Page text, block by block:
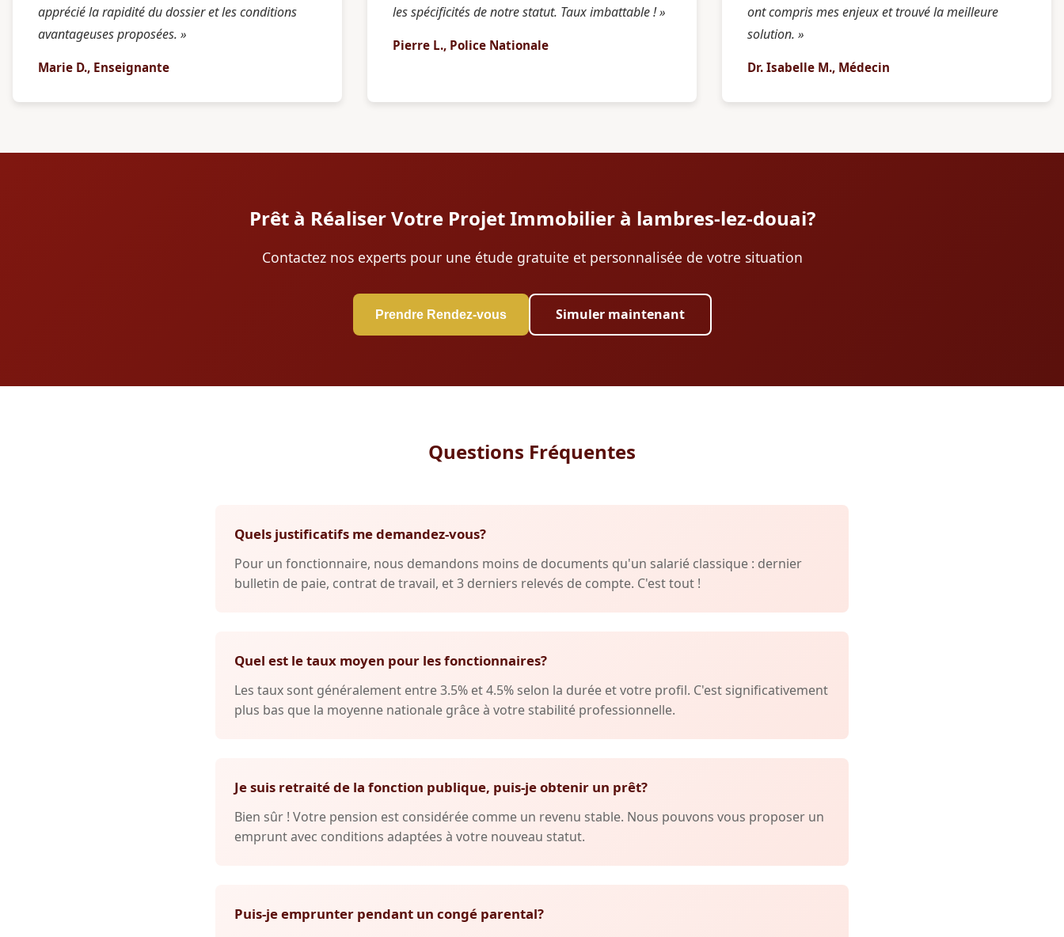
apprécié la rapidité du dossier et les conditions
avantageuses proposées. »
Marie D., Enseignante
les spécificités de notre statut. Taux imbattable ! »
Pierre L., Police Nationale
ont compris mes enjeux et trouvé la meilleure
solution. »
Dr. Isabelle M., Médecin
Prêt à Réaliser Votre Projet Immobilier à lambres-lez-douai?
Contactez nos experts pour une étude gratuite et personnalisée de votre situation
Prendre Rendez-vous Simuler maintenant
Questions Fréquentes
Quels justificatifs me demandez-vous?
Pour un fonctionnaire, nous demandons moins de documents qu'un salarié classique : dernier
bulletin de paie, contrat de travail, et 3 derniers relevés de compte. C'est tout !
Quel est le taux moyen pour les fonctionnaires?
Les taux sont généralement entre 3.5% et 4.5% selon la durée et votre profil. C'est significativement
plus bas que la moyenne nationale grâce à votre stabilité professionnelle.
Je suis retraité de la fonction publique, puis-je obtenir un prêt?
Bien sûr ! Votre pension est considérée comme un revenu stable. Nous pouvons vous proposer un
emprunt avec conditions adaptées à votre nouveau statut.
Puis-je emprunter pendant un congé parental?